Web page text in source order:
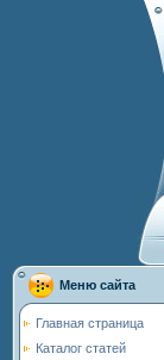
Меню сайта
Главная страница
Каталог статей